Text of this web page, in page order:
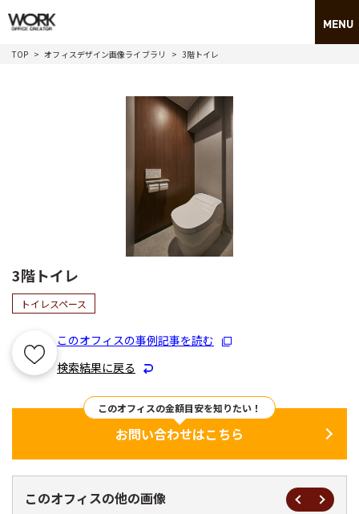
TOP オフィスデザイン画像ライブラリ 3階トイレ
3階トイレ
トイレスペース
このオフィスの事例記事を読む
検索結果に戻る
このオフィスの金額目安を知りたい！
お問い合わせはこちら
このオフィスの他の画像